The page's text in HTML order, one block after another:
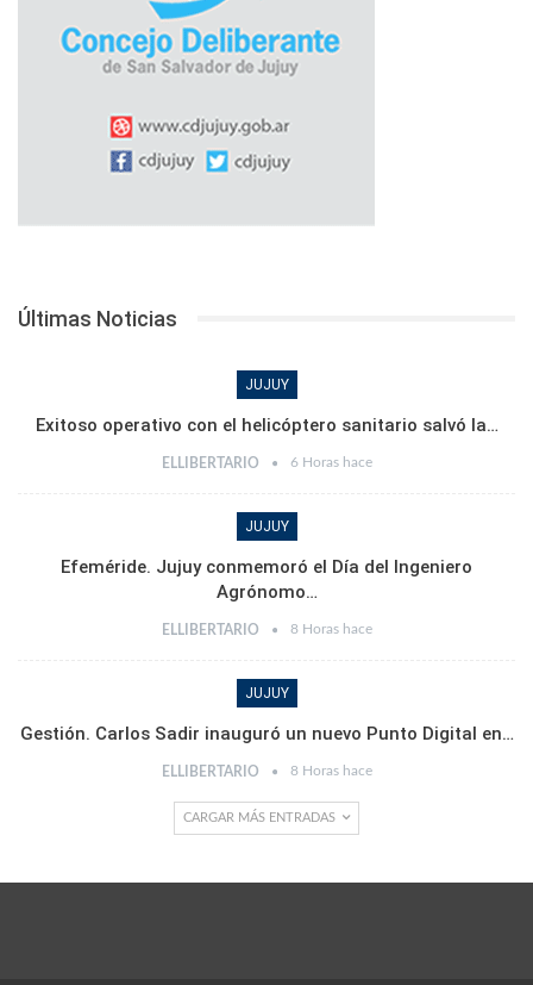
Últimas Noticias
JUJUY
Exitoso operativo con el helicóptero sanitario salvó la…
ELLIBERTARIO 6 Horas hace
JUJUY
Efeméride. Jujuy conmemoró el Día del Ingeniero
Agrónomo…
ELLIBERTARIO 8 Horas hace
JUJUY
Gestión. Carlos Sadir inauguró un nuevo Punto Digital en…
ELLIBERTARIO 8 Horas hace
CARGAR MÁS ENTRADAS